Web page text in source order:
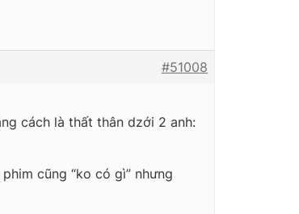
#51008
cách là thất thân dzới 2 anh:
cũng “ko có gì” nhưng